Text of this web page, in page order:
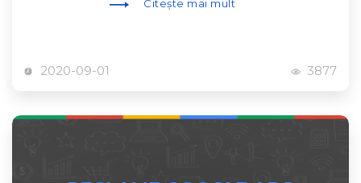
Citește mai mult
2020-09-01 3877